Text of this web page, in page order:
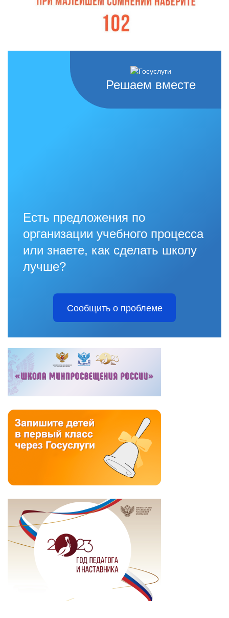
Решаем вместе
Есть предложения по
организации учебного процесса
или знаете, как сделать школу
лучше?
Сообщить о проблеме